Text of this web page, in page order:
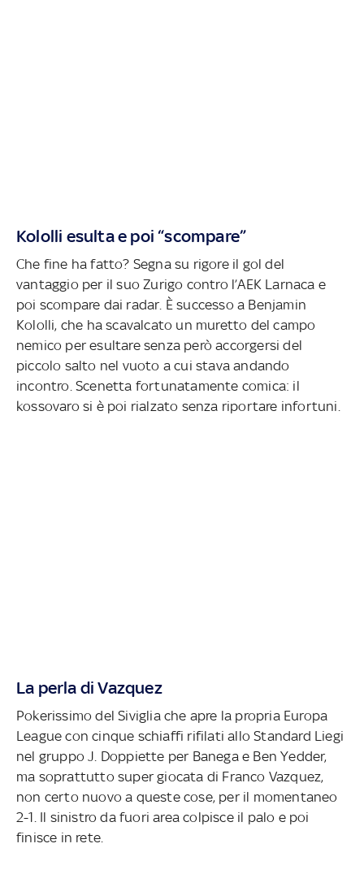
Kololli esulta e poi “scompare”
Che fine ha fatto? Segna su rigore il gol del
vantaggio per il suo Zurigo contro l’AEK Larnaca e
poi scompare dai radar. È successo a Benjamin
Kololli, che ha scavalcato un muretto del campo
nemico per esultare senza però accorgersi del
piccolo salto nel vuoto a cui stava andando
incontro. Scenetta fortunatamente comica: il
kossovaro si è poi rialzato senza riportare infortuni.
La perla di Vazquez
Pokerissimo del Siviglia che apre la propria Europa
League con cinque schiaffi rifilati allo Standard Liegi
nel gruppo J. Doppiette per Banega e Ben Yedder,
ma soprattutto super giocata di Franco Vazquez,
non certo nuovo a queste cose, per il momentaneo
2-1. Il sinistro da fuori area colpisce il palo e poi
finisce in rete.